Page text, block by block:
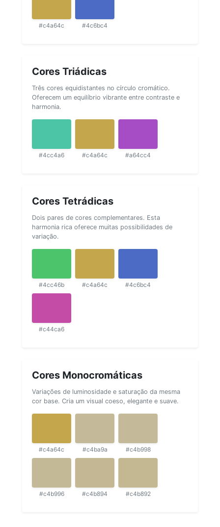
#c4a64c #4c6bc4
Cores Triádicas
Três cores equidistantes no círculo cromático.
Oferecem um equilíbrio vibrante entre contraste e
harmonia.
#4cc4a6 #c4a64c #a64cc4
Cores Tetrádicas
Dois pares de cores complementares. Esta
harmonia rica oferece muitas possibilidades de
variação.
#4cc46b #c4a64c #4c6bc4
#c44ca6
Cores Monocromáticas
Variações de luminosidade e saturação da mesma
cor base. Cria um visual coeso, elegante e suave.
#c4a64c #c4ba9a #c4b998
#c4b996 #c4b894 #c4b892